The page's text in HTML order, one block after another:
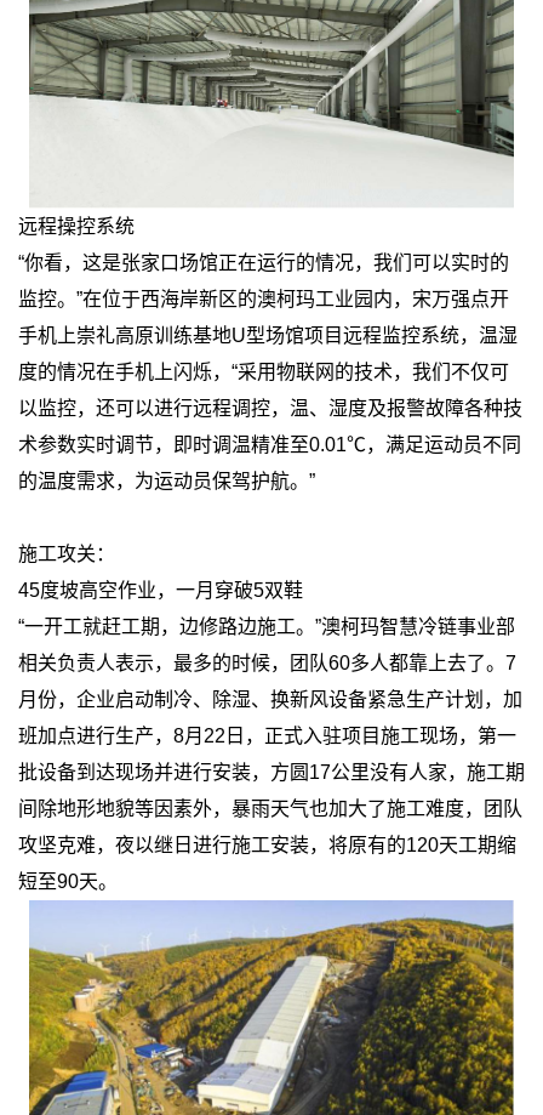
远程操控系统
“你看，这是张家口场馆正在运行的情况，我们可以实时的
监控。”在位于西海岸新区的澳柯玛工业园内，宋万强点开
手机上崇礼高原训练基地U型场馆项目远程监控系统，温湿
度的情况在手机上闪烁，“采用物联网的技术，我们不仅可
以监控，还可以进行远程调控，温、湿度及报警故障各种技
术参数实时调节，即时调温精准至0.01℃，满足运动员不同
的温度需求，为运动员保驾护航。”
施工攻关：
45度坡高空作业，一月穿破5双鞋
“一开工就赶工期，边修路边施工。”澳柯玛智慧冷链事业部
相关负责人表示，最多的时候，团队60多人都靠上去了。7
月份，企业启动制冷、除湿、换新风设备紧急生产计划，加
班加点进行生产，8月22日，正式入驻项目施工现场，第一
批设备到达现场并进行安装，方圆17公里没有人家，施工期
间除地形地貌等因素外，暴雨天气也加大了施工难度，团队
攻坚克难，夜以继日进行施工安装，将原有的120天工期缩
短至90天。